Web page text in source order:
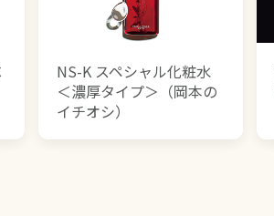
NS-K スペシャル化粧水
＜濃厚タイプ＞（岡本の
イチオシ）